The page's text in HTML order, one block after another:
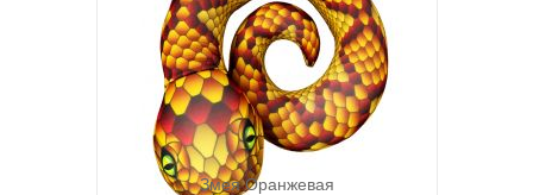
Змея Оранжевая